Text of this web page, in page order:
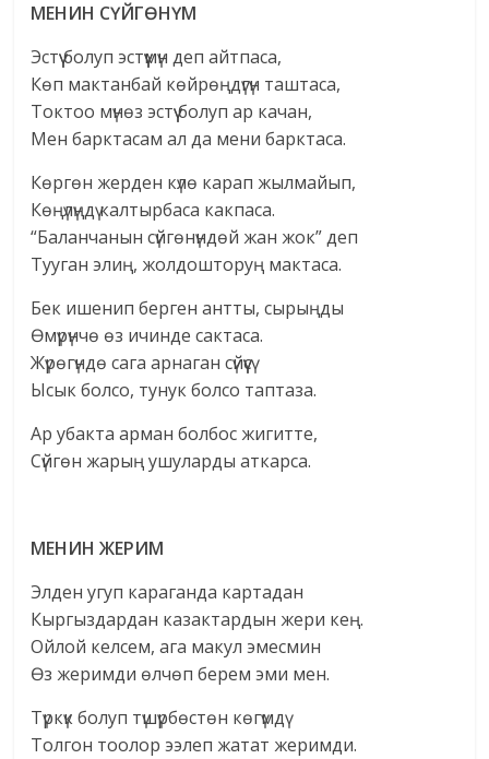
МЕНИН СҮЙГӨНҮМ
Эстүү болуп эстүүмүн деп айтпаса,
Көп мактанбай көйрөңдүгүн таштаса,
Токтоо мүнөз эстүү болуп ар качан,
Мен барктасам ал да мени барктаса.
Көргөн жерден күлө карап жылмайып,
Көңүлүңдү калтырбаса какпаса.
“Баланчанын сүйгөнүндөй жан жок” деп
Тууган элиң, жолдошторуң мактаса.
Бек ишенип берген антты, сырыңды
Өмүрүнчө өз ичинде сактаса.
Жүрөгүндө сага арнаган сүйүүсү
Ысык болсо, тунук болсо таптаза.
Ар убакта арман болбос жигитте,
Сүйгөн жарың ушуларды аткарса.
МЕНИН ЖЕРИМ
Элден угуп караганда картадан
Кыргыздардан казактардын жери кең.
Ойлой келсем, ага макул эмесмин
Өз жеримди өлчөп берем эми мен.
Түркүк болуп түшүрбөстөн көгүмдү
Толгон тоолор ээлеп жатат жеримди.